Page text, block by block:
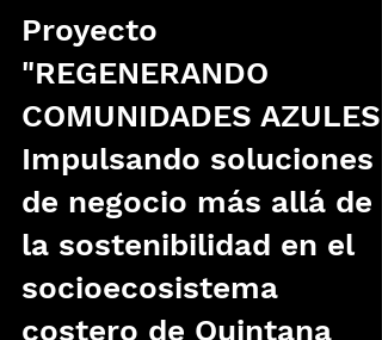
22 jul 2024
Proyecto
"REGENERANDO
COMUNIDADES AZULES"
Impulsando soluciones
de negocio más allá de
la sostenibilidad en el